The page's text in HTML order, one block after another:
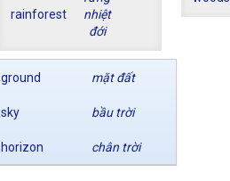
rainforest
nhiệt
đới
ground mặt đất
sky bầu trời
horizon chân trời